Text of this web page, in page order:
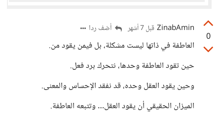
0
ZinabAmin قبل 7 أشهر أضف ردا
العاطفة في ذاتها ليست مشكلة، بل فيمن يقود من.
حين تقود العاطفة وحدها، نتحرك برد فعل.
وحين يقود العقل وحده، قد نفقد الإحساس والمعنى.
الميزان الحقيقي أن يقود العقل… وتتبعه العاطفة.